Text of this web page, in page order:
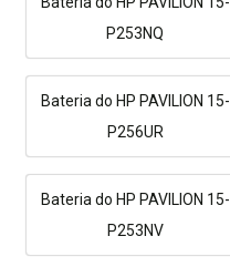
P253NQ
Bateria do HP PAVILION 15-
P256UR
Bateria do HP PAVILION 15-
P253NV